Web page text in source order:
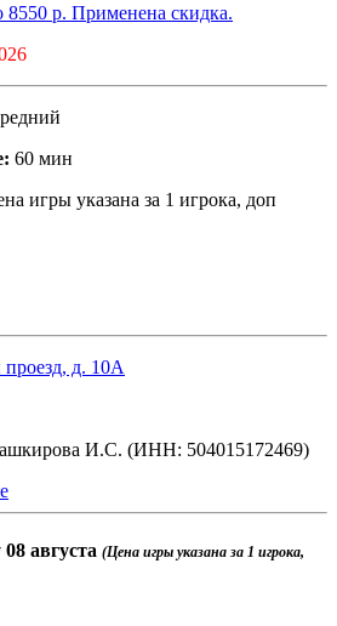
8550 р. Применена скидка.
60 мин
игры указана за 1 игрока, доп
д. 10А
И.С. (ИНН: 504015172469)
08 августа (Цена игры указана за 1 игрока,